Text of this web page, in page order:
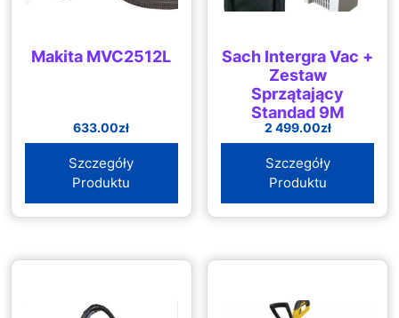
Makita MVC2512L
633.00zł
Szczegóły
Produktu
Sach Intergra Vac +
Zestaw
Sprzątający
Standad 9M
Odkurzacz
Centralny Do
Zabudowy (1261)
2 499.00zł
Szczegóły
Produktu